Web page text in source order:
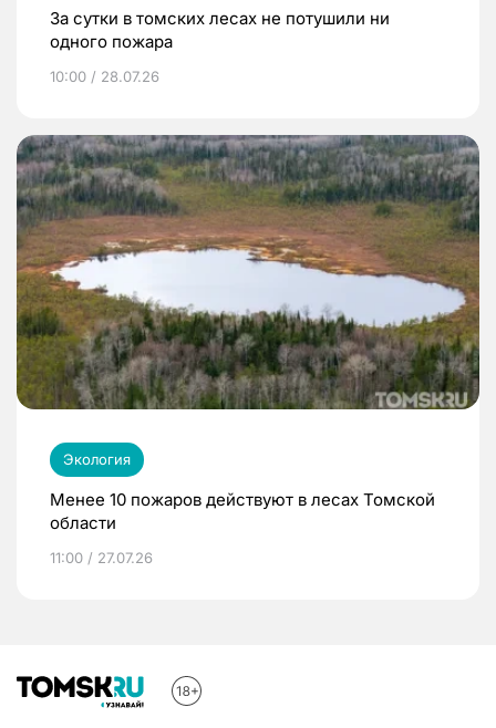
За сутки в томских лесах не потушили ни
одного пожара
10:00 / 28.07.26
Экология
Менее 10 пожаров действуют в лесах Томской
области
11:00 / 27.07.26